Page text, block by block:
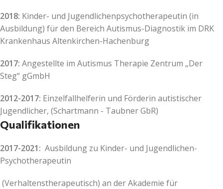
2018: Kinder- und Jugendlichenpsychotherapeutin (in
Ausbildung) für den Bereich Autismus-Diagnostik im DRK
Krankenhaus Altenkirchen-Hachenburg
2017: Angestellte im Autismus Therapie Zentrum „Der
Steg“ gGmbH
2012-2017: Einzelfallhelferin und Förderin autistischer
Jugendlicher, (Schartmann - Taubner GbR)
Qualifikationen
2017-2021: Ausbildung zu Kinder- und Jugendlichen-
Psychotherapeutin
(Verhaltenstherapeutisch) an der Akademie für